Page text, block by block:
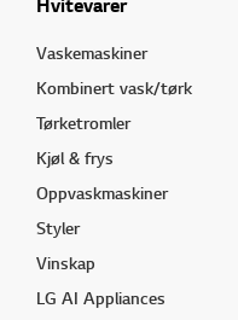
Vaskemaskiner
Kombinert vask/tørk
Tørketromler
Kjøl & frys
Oppvaskmaskiner
Styler
Vinskap
LG AI Appliances